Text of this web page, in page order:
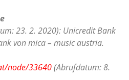
23. 2. 2020): Unicredit Bank
von mica – music austria.
node/33640(Abrufdatum: 8.